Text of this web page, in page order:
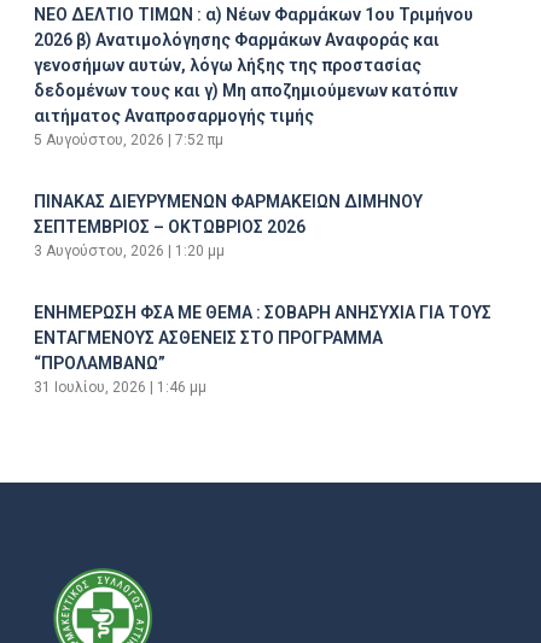
ΝΕΟ ΔΕΛΤΙΟ ΤΙΜΩΝ : α) Νέων Φαρμάκων 1ου Τριμήνου
2026 β) Ανατιμολόγησης Φαρμάκων Αναφοράς και
γενοσήμων αυτών, λόγω λήξης της προστασίας
δεδομένων τους και γ) Μη αποζημιούμενων κατόπιν
αιτήματος Αναπροσαρμογής τιμής
5 Αυγούστου, 2026 7:52 πμ
ΠΙΝΑΚΑΣ ΔΙΕΥΡΥΜΕΝΩΝ ΦΑΡΜΑΚΕΙΩΝ ΔΙΜΗΝΟΥ
ΣΕΠΤΕΜΒΡΙΟΣ – ΟΚΤΩΒΡΙΟΣ 2026
3 Αυγούστου, 2026 1:20 μμ
ΕΝΗΜΕΡΩΣΗ ΦΣΑ ΜΕ ΘΕΜΑ : ΣΟΒΑΡΗ ΑΝΗΣΥΧΙΑ ΓΙΑ ΤΟΥΣ
ΕΝΤΑΓΜΕΝΟΥΣ ΑΣΘΕΝΕΙΣ ΣΤΟ ΠΡΟΓΡΑΜΜΑ
“ΠΡΟΛΑΜΒΑΝΩ”
31 Ιουλίου, 2026 1:46 μμ